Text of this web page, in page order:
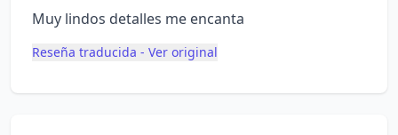
Muy lindos detalles me encanta
Reseña traducida - Ver original